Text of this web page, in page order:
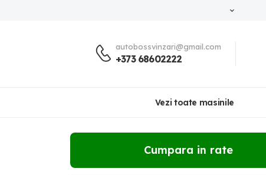
autobossvinzari@gmail.com
+373 68602222
Vezi toate masinile
Cumpara in rate